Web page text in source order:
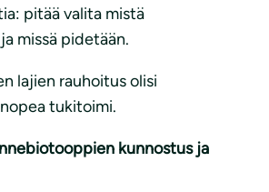
pitää valita mistä
missä pidetään.
lajien rauhoitus olisi
tukitoimi.
kunnostus ja